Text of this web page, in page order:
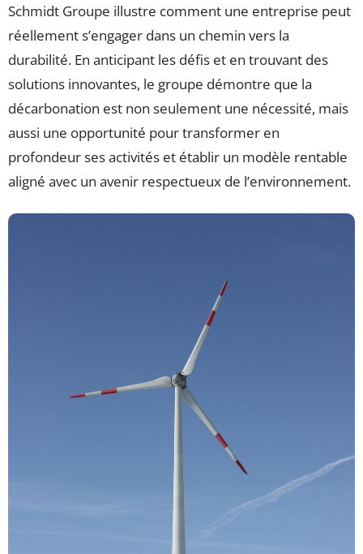
Schmidt Groupe illustre comment une entreprise peut
réellement s’engager dans un chemin vers la
durabilité. En anticipant les défis et en trouvant des
solutions innovantes, le groupe démontre que la
décarbonation est non seulement une nécessité, mais
aussi une opportunité pour transformer en
profondeur ses activités et établir un modèle rentable
aligné avec un avenir respectueux de l’environnement.